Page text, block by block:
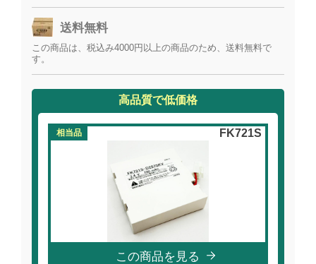
送料無料
この商品は、税込み4000円以上の商品のため、送料無料で
す。
高品質で低価格
相当品 FK721S
この商品を見る